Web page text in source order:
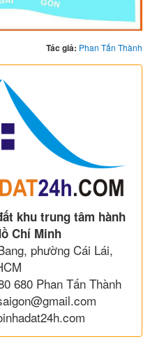
Tác giả: Phan Tấn Thành
khu trung tâm hành
Chí Minh
phường Cái Lái,
680 Phan Tấn Thành